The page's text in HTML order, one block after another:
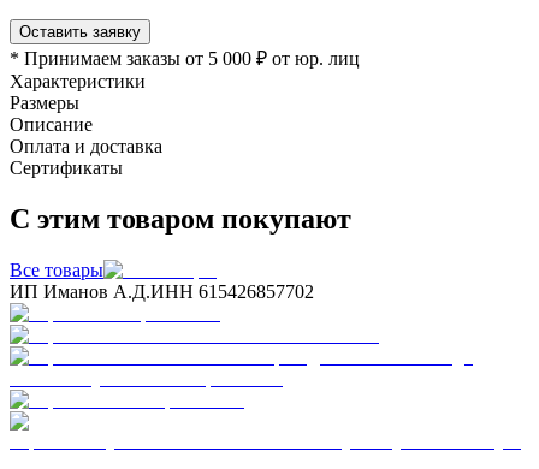
Оставить заявку
* Принимаем заказы от 5 000 ₽ от юр. лиц
Характеристики
Размеры
Описание
Оплата и доставка
Сертификаты
С этим товаром покупают
Все товары
ИП Иманов А.Д.ИНН 615426857702